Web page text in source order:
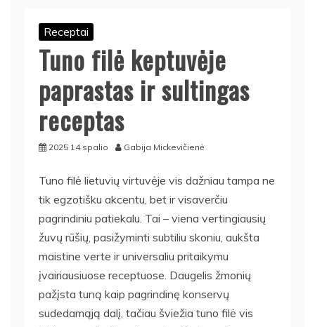
Receptai
Tuno filė keptuvėje
paprastas ir sultingas
receptas
2025 14 spalio Gabija Mickevičienė
Tuno filė lietuvių virtuvėje vis dažniau tampa ne
tik egzotišku akcentu, bet ir visaverčiu
pagrindiniu patiekalu. Tai – viena vertingiausių
žuvų rūšių, pasižyminti subtiliu skoniu, aukšta
maistine verte ir universaliu pritaikymu
įvairiausiuose receptuose. Daugelis žmonių
pažįsta tuną kaip pagrindinę konservų
sudedamąją dalį, tačiau šviežia tuno filė vis